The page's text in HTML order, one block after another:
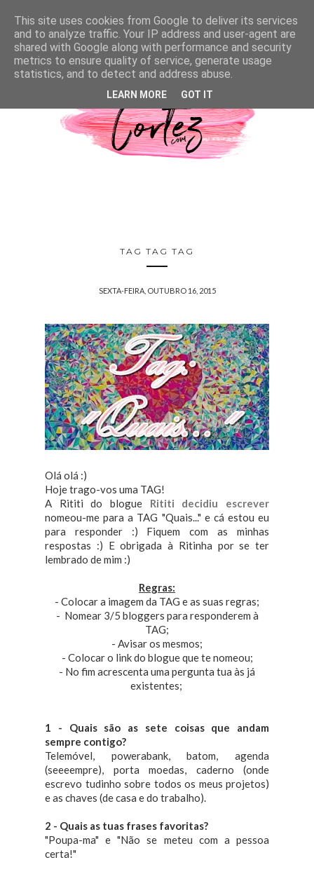
TAG TAG TAG
SEXTA-FEIRA, OUTUBRO 16, 2015
Olá olá :)
Hoje trago-vos uma TAG!
A Rititi do blogue Rititi decidiu escrever
nomeou-me para a TAG "Quais..." e cá estou eu
para responder :) Fiquem com as minhas
respostas :) E obrigada à Ritinha por se ter
lembrado de mim :)
Regras:
- Colocar a imagem da TAG e as suas regras;
- Nomear 3/5 bloggers para responderem à
TAG;
- Avisar os mesmos;
- Colocar o link do blogue que te nomeou;
- No fim acrescenta uma pergunta tua às já
existentes;
1 - Quais são as sete coisas que andam
sempre contigo?
Telemóvel, powerabank, batom, agenda
(seeeempre), porta moedas, caderno (onde
escrevo tudinho sobre todos os meus projetos)
e as chaves (de casa e do trabalho).
2 - Quais as tuas frases favoritas?
"Poupa-ma" e "Não se meteu com a pessoa
certa!"
This site uses cookies from Google to deliver its services
and to analyze traffic. Your IP address and user-agent are
shared with Google along with performance and security
metrics to ensure quality of service, generate usage
statistics, and to detect and address abuse.
LEARN MORE GOT IT